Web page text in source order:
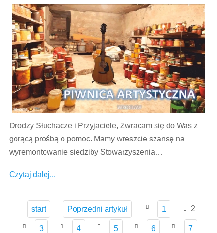
Drodzy Słuchacze i Przyjaciele, Zwracam się do Was z
gorącą prośbą o pomoc. Mamy wreszcie szansę na
wyremontowanie siedziby Stowarzyszenia…
Czytaj dalej...
start Poprzedni artykuł 1 2
3 4 5 6 7